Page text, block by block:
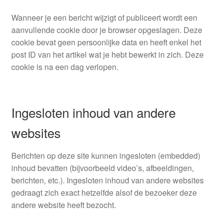
Wanneer je een bericht wijzigt of publiceert wordt een
aanvullende cookie door je browser opgeslagen. Deze
cookie bevat geen persoonlijke data en heeft enkel het
post ID van het artikel wat je hebt bewerkt in zich. Deze
cookie is na een dag verlopen.
Ingesloten inhoud van andere
websites
Berichten op deze site kunnen ingesloten (embedded)
inhoud bevatten (bijvoorbeeld video’s, afbeeldingen,
berichten, etc.). Ingesloten inhoud van andere websites
gedraagt zich exact hetzelfde alsof de bezoeker deze
andere website heeft bezocht.